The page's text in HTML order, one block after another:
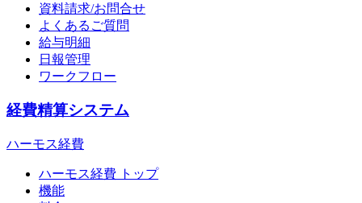
資料請求/お問合せ
よくあるご質問
給与明細
日報管理
ワークフロー
経費精算システム
ハーモス経費
ハーモス経費 トップ
機能